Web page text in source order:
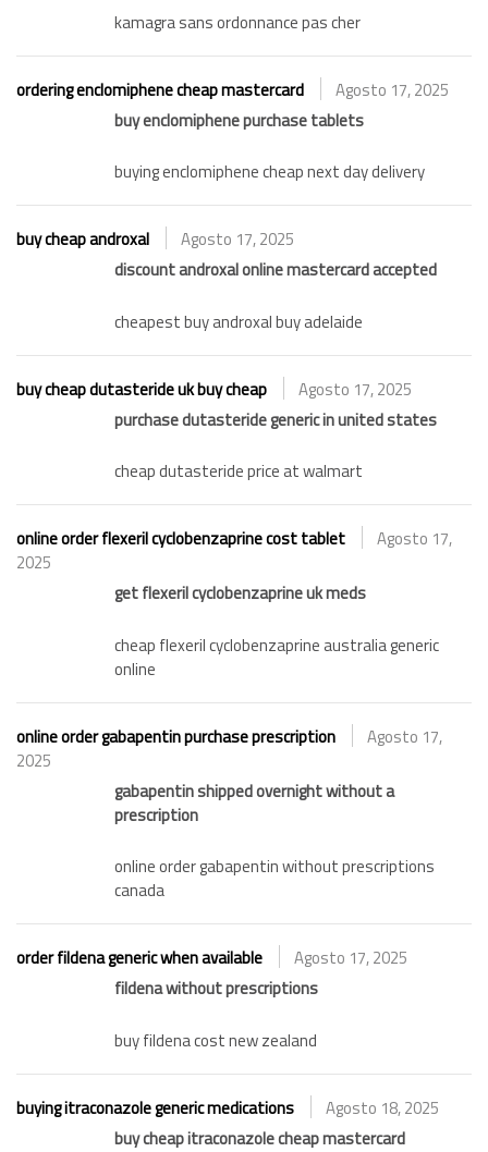
kamagra sans ordonnance pas cher
ordering enclomiphene cheap mastercard
Agosto 17, 2025
buy enclomiphene purchase tablets
buying enclomiphene cheap next day delivery
buy cheap androxal
Agosto 17, 2025
discount androxal online mastercard accepted
cheapest buy androxal buy adelaide
buy cheap dutasteride uk buy cheap
Agosto 17, 2025
purchase dutasteride generic in united states
cheap dutasteride price at walmart
online order flexeril cyclobenzaprine cost tablet
Agosto 17,
2025
get flexeril cyclobenzaprine uk meds
cheap flexeril cyclobenzaprine australia generic
online
online order gabapentin purchase prescription
Agosto 17,
2025
gabapentin shipped overnight without a
prescription
online order gabapentin without prescriptions
canada
order fildena generic when available
Agosto 17, 2025
fildena without prescriptions
buy fildena cost new zealand
buying itraconazole generic medications
Agosto 18, 2025
buy cheap itraconazole cheap mastercard